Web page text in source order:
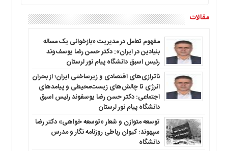
مقالات
مفهوم تعامل در مدیریت «بازخوانی یک مساله
بنیادین در ایران»: دکتر حسن رضا یوسف‌وند
رئیس اسبق دانشگاه پیام نور لرستان
ناترازی‌های اقتصادی و زیرساختی ایران؛ از بحران
انرژی تا چالش‌های زیست‌محیطی و پیامدهای
اجتماعی: دکتر حسن رضا یوسفوند رئیس اسبق
دانشگاه پیام نور لرستان
توسعه متوازن و شعار «توسعه خواهی» دکتر رضا
سپهوند: کیوان رباطی روزنامه نگار و مدرس
دانشگاه